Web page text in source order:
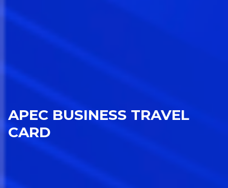
APEC BUSINESS TRAVEL
CARD